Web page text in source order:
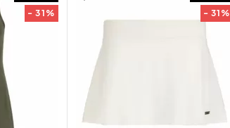
- 31% - 31%